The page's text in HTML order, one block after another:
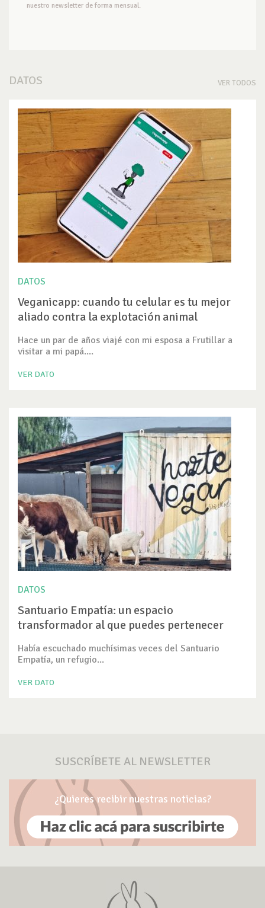
nuestro newsletter de forma mensual.
DATOS VER TODOS
DATOS
Veganicapp: cuando tu celular es tu mejor
aliado contra la explotación animal
Hace un par de años viajé con mi esposa a Frutillar a
visitar a mi papá....
VER DATO
DATOS
Santuario Empatía: un espacio
transformador al que puedes pertenecer
Había escuchado muchísimas veces del Santuario
Empatía, un refugio...
VER DATO
SUSCRÍBETE AL NEWSLETTER
¿Quieres recibir nuestras noticias?